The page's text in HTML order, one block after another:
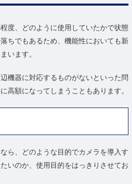
度、どのように使用していたかで状態
ちでもあるため、機能性においても新
います。
機器に対応するものがないといった問
高額になってしまうこともあります。
ら、どのような目的でカメラを導入す
いのか、使用目的をはっきりさせてお